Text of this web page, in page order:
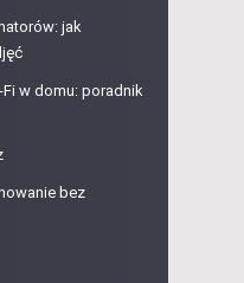
jak
w domu: poradnik
bez